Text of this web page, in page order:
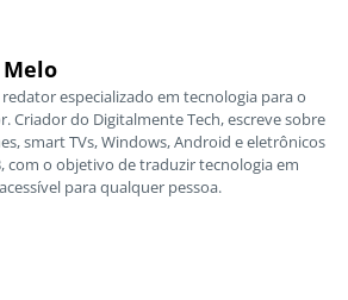
redator especializado em tecnologia para o
Criador do Digitalmente Tech, escreve sobre
smart TVs, Windows, Android e eletrônicos
com o objetivo de traduzir tecnologia em
para qualquer pessoa.